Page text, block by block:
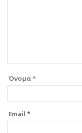
Όνομα*
Email *